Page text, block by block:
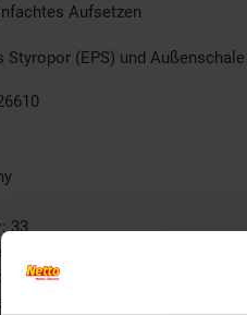
Aufsetzen
Styropor (EPS) und
33
Straße
keine Warnhinweise vor